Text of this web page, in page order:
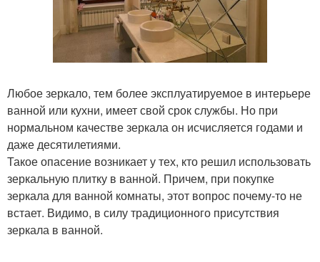
Любое зеркало, тем более эксплуатируемое в интерьере
ванной или кухни, имеет свой срок службы. Но при
нормальном качестве зеркала он исчисляется годами и
даже десятилетиями.
Такое опасение возникает у тех, кто решил использовать
зеркальную плитку в ванной. Причем, при покупке
зеркала для ванной комнаты, этот вопрос почему-то не
встает. Видимо, в силу традиционного присутствия
зеркала в ванной.